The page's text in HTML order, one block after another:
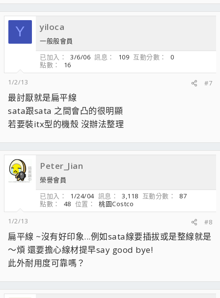
Y yiloca
一般般會員
已加入
3/6/06 訊息 109 互動分數
0
點數
16
1/2/13
#7
最討厭就是扁平線
sata跟sata 之間會凸的很明顯
若要裝itx型的機殼 沒辦法整理
Peter_Jian
榮譽會員
已加入
1/24/04 訊息 3,118 互動分數
87
點數
48 位置
桃園Costco
1/2/13
#8
扁平線 ~沒有好印象...例如sata線要插拔或是整線就是
～煩 還要擔心線材提早say good bye!
此外耐用度可靠嗎？